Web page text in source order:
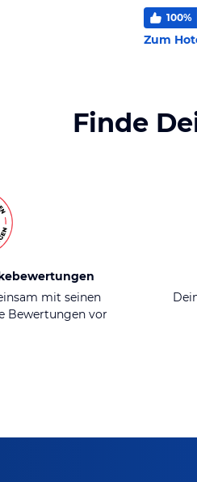
100%
Zum
Finde
mit seinen
Bewertungen vor